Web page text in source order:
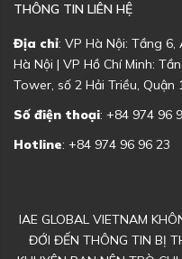
THÔNG TIN LIÊN HỆ
Địa chỉ: VP Hà Nội: Tầng
Hà Nội | VP Hồ Chí Minh:
Tower, số 2 Hải Triều, Quận
Số điện thoại: +84 974 96
Hotline: +84 974 96 96 23
IAE GLOBAL VIETNAM
ĐỚI ĐẾN THÔNG TIN BỊ